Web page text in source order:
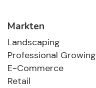
Markten
Landscaping
Professional Growing
E-Commerce
Retail